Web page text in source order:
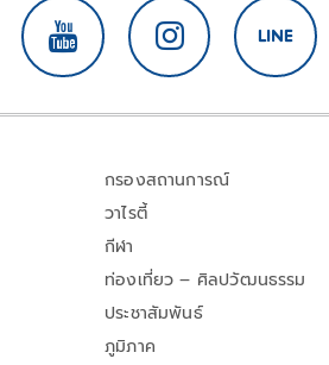
กรองสถานการณ์
วาไรตี้
กีฬา
ท่องเที่ยว – ศิลปวัฒนธรรม
ประชาสัมพันธ์
ภูมิภาค